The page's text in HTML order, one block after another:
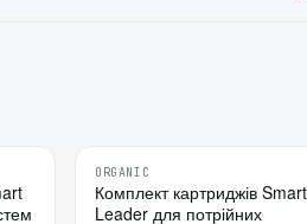
⇄
10
ORGANIC
Комплект картриджів Smart
Leader для потрійних